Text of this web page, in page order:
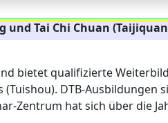
Tai Chi Chuan
bietet qualifizierte
(Tuishou). DTB-
Zentrum hat sich über die